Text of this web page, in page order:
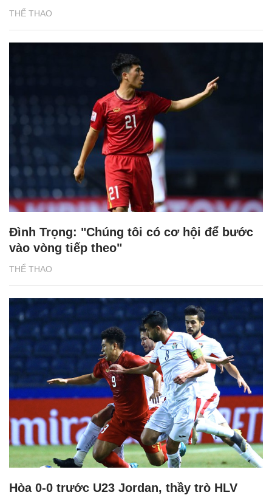
THỂ THAO
THỂ THAO
Đình Trọng: "Chúng tôi có cơ hội để bước
vào vòng tiếp theo"
Hòa 0-0 trước U23 Jordan, thầy trò HLV